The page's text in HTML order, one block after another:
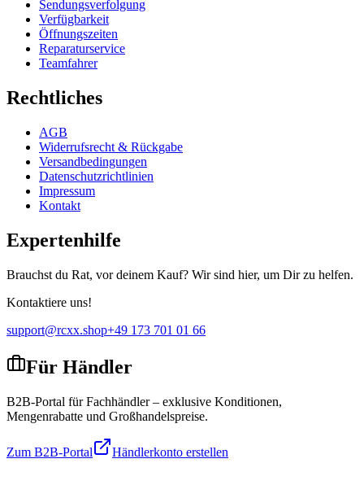
Sendungsverfolgung
Verfügbarkeit
Öffnungszeiten
Reparaturservice
Teamfahrer
Rechtliches
AGB
Widerrufsrecht & Rückgabe
Versandbedingungen
Datenschutzrichtlinien
Impressum
Kontakt
Expertenhilfe
Brauchst du Rat, vor deinem Kauf? Wir sind hier, um Dir zu helfen.
Kontaktiere uns!
support@rcxx.shop+49 173 701 01 66
Für Händler
B2B-Portal für Fachhändler – exklusive Konditionen,
Mengenrabatte und Großhandelspreise.
Zum B2B-Portal Händlerkonto erstellen